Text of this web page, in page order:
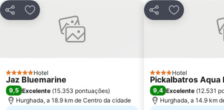
PartilharAdicionar aos favoritos
5 EstrelasHotel
Jaz Bluemarine
9,5 Excelente (15.353 pontuações)
Hurghada, a 18.9 km de Centro da cidade
PartilharAdicionar
4 Estrelas
Hotel
Pickalbatros
9,4 Excelente (12.531
Hurghada, a 14.9 km